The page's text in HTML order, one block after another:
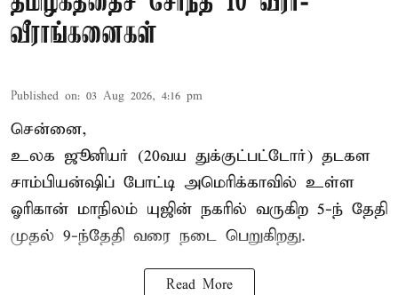
வீராங்கனைகள்
Published on: 03 Aug 2026, 4:16 pm
சென்னை,
உலக ஜூனியர் (20வய துக்குட்பட்டோர்) தடகள
சாம்பியன்ஷிப் போட்டி அமெரிக்காவில் உள்ள
ஓரிகான் மாநிலம் யுஜின் நகரில் வருகிற 5-ந் தேதி
முதல் 9-ந்தேதி வரை நடை பெறுகிறது.
Read More